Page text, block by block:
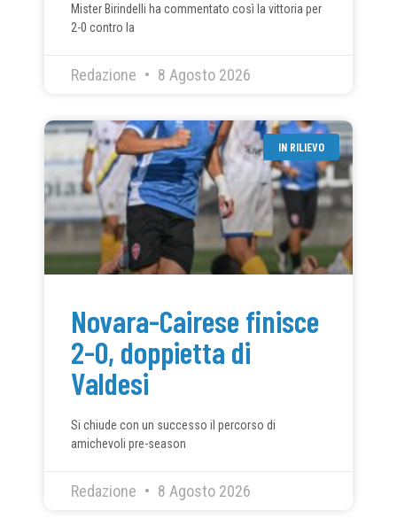
Mister Birindelli ha commentato così la vittoria per
2-0 contro la
Redazione 8 Agosto 2026
IN RILIEVO
Novara-Cairese finisce
2-0, doppietta di
Valdesi
Si chiude con un successo il percorso di
amichevoli pre-season
Redazione 8 Agosto 2026